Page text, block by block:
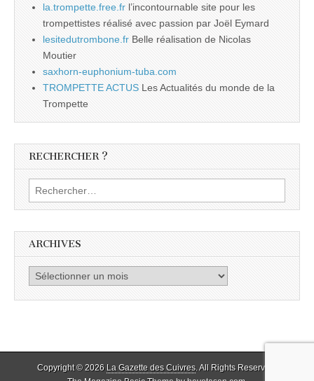
la.trompette.free.fr l’incontournable site pour les
trompettistes réalisé avec passion par Joël Eymard
lesitedutrombone.fr Belle réalisation de Nicolas
Moutier
saxhorn-euphonium-tuba.com
TROMPETTE ACTUS Les Actualités du monde de la
Trompette
RECHERCHER ?
Rechercher :
ARCHIVES
Archives
Copyright © 2026 La Gazette des Cuivres. All Rights Reserved.